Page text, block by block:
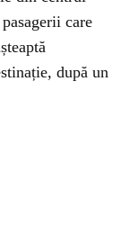
care
după un